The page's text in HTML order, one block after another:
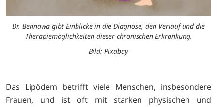
Dr. Behnawa gibt Einblicke in die Diagnose, den Verlauf und die
Therapiemöglichkeiten dieser chronischen Erkrankung.
Bild: Pixabay
Das Lipödem betrifft viele Menschen, insbesondere
Frauen, und ist oft mit starken physischen und